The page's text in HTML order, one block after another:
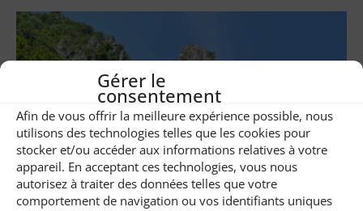
Gérer le
consentement
Afin de vous offrir la meilleure expérience possible, nous
utilisons des technologies telles que les cookies pour
stocker et/ou accéder aux informations relatives à votre
appareil. En acceptant ces technologies, vous nous
autorisez à traiter des données telles que votre
comportement de navigation ou vos identifiants uniques